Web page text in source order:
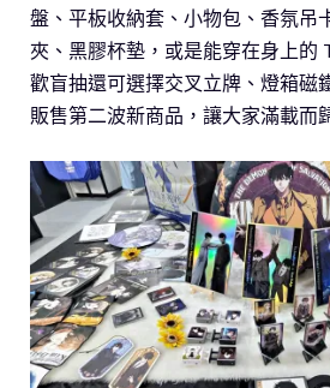
盤、平板收納套、小物包、香氛吊
夾、黑膠杯墊，或是能穿在身上的
歡盲抽還可選擇交叉立牌、燈箱磁
販售第二波新商品，讓大家滿載而